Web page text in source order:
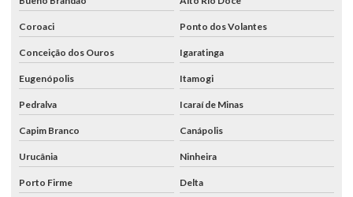
Coroaci Ponto dos Volantes
Conceição dos Ouros Igaratinga
Eugenópolis Itamogi
Pedralva Icaraí de Minas
Capim Branco Canápolis
Urucânia Ninheira
Porto Firme Delta